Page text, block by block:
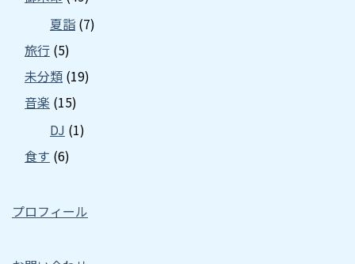
夏詣 (7)
旅行 (5)
未分類 (19)
音楽 (15)
DJ (1)
食す (6)
プロフィール